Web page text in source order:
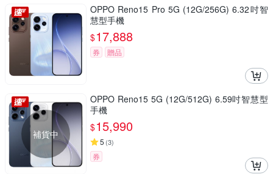
OPPO Reno15 Pro 5G (12G/256G) 6.32吋智
慧型手機
$17,888
券 贈品
補貨中
OPPO Reno15 5G (12G/512G) 6.59吋智慧型
手機
$15,990
5 (3)
券